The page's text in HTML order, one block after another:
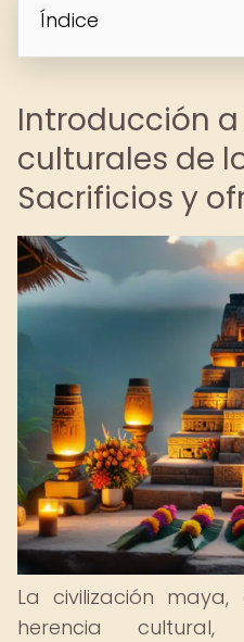
Índice
Introducción
culturales de
Sacrificios y
La civilización
herencia cultural,